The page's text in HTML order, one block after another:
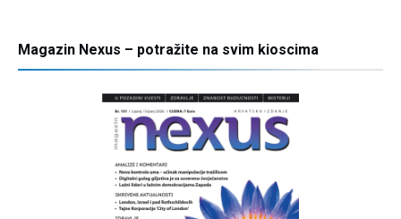
Magazin Nexus – potražite na svim kioscima